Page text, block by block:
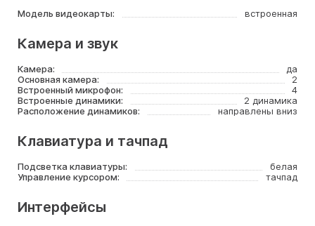
Модель видеокарты: встроенная
Камера и звук
Камера:
да
Основная камера:
2
Встроенный микрофон:
4
Встроенные динамики:
2 динамика
Расположение динамиков:
направлены вниз
Клавиатура и тачпад
Подсветка клавиатуры:
белая
Управление курсором:
тачпад
Интерфейсы